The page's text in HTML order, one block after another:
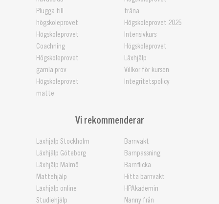
Plugga till
högskoleprovet
Högskoleprovet
Coachning
Högskoleprovet
gamla prov
Högskoleprovet
matte
träna
Högskoleprovet 2025
Intensivkurs
Högskoleprovet
Läxhjälp
Villkor för kursen
Integritetspolicy
Vi rekommenderar
Läxhjälp Stockholm
Läxhjälp Göteborg
Läxhjälp Malmö
Mattehjälp
Läxhjälp online
Studiehjälp
Barnvakt
Barnpassning
Barnflicka
Hitta barnvakt
HPAkademin
Nanny från